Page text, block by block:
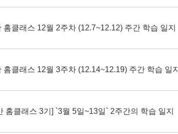
홈클래스 12월 2주차 (12.7~12.12) 주간 학습 일지
홈클래스 12월 3주차 (12.14~12.19) 주간 학습 일지
홈클래스 3기] `3월 5일~13일` 2주간의 학습 일지